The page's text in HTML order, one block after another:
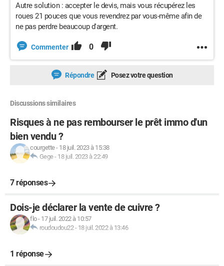
Autre solution : accepter le devis, mais vous récupérez les
roues 21 pouces que vous revendrez par vous-même afin de
ne pas perdre beaucoup d'argent.
Commenter 0
Répondre Posez votre question
Discussions similaires
Risques à ne pas rembourser le prêt immo d'un
bien vendu ?
courgette- 18 juil. 2023 à 15:38
Gege- 18 juil. 2023 à 22:49
7 réponses
Dois-je déclarer la vente de cuivre ?
flo- 17 juil. 2022 à 10:57
roudoudou22- 18 juil. 2022 à 13:46
1 réponse